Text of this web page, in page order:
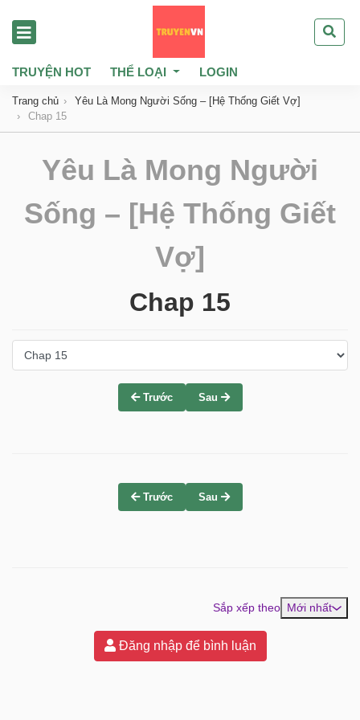
TRUYỆN HOT THỂ LOẠI LOGIN
Trang chủ
Yêu Là Mong Người Sống – [Hệ Thống Giết Vợ]
Chap 15
Yêu Là Mong Người
Sống – [Hệ Thống Giết
Vợ]
Chap 15
Trước Sau
Trước Sau
Sắp xếp theo Mới nhất
Đăng nhập để bình luận